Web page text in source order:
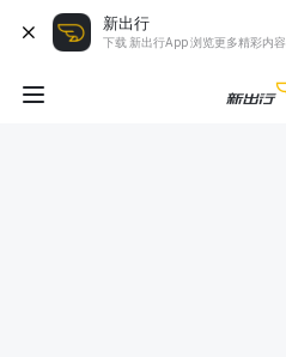
新出行
下载 新出行App 浏览更多精彩内容